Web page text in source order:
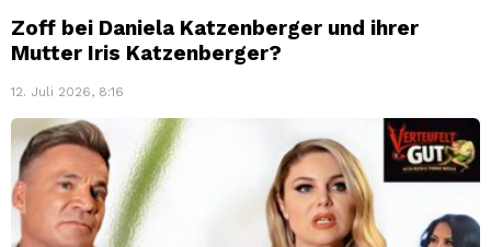
Zoff bei Daniela Katzenberger und ihrer
Mutter Iris Katzenberger?
12. Juli 2026, 8:16